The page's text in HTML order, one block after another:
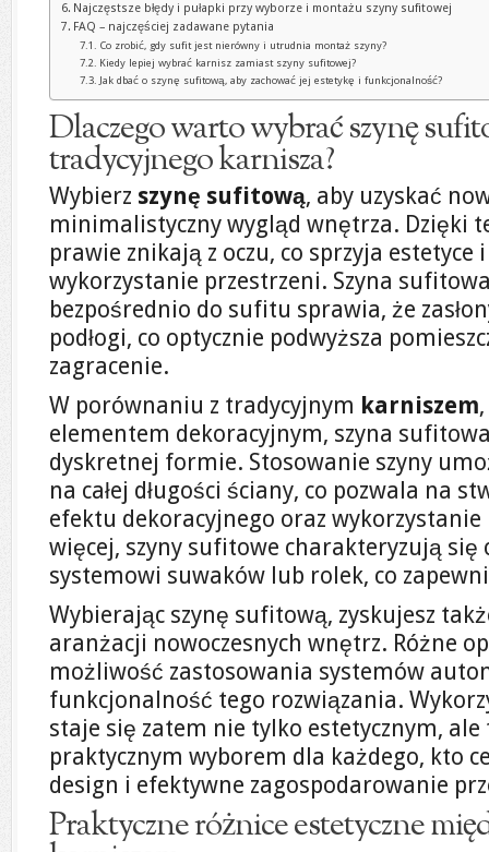
Najczęstsze błędy i pułapki przy wyborze i montażu szyny sufitowej
FAQ – najczęściej zadawane pytania
Co zrobić, gdy sufit jest nierówny i utrudnia montaż szyny?
Kiedy lepiej wybrać karnisz zamiast szyny sufitowej?
Jak dbać o szynę sufitową, aby zachować jej estetykę i funkcjonalność?
Dlaczego warto wybrać szynę
tradycyjnego karnisza?
Wybierz szynę sufitową, aby uzyskać
minimalistyczny wygląd wnętrza. Dzięki
prawie znikają z oczu, co sprzyja estetyce
wykorzystanie przestrzeni. Szyna
bezpośrednio do sufitu sprawia, że
podłogi, co optycznie podwyższa
zagracenie.
W porównaniu z tradycyjnym karniszem
elementem dekoracyjnym, szyna
dyskretnej formie. Stosowanie szyny
na całej długości ściany, co pozwala na
efektu dekoracyjnego oraz
więcej, szyny sufitowe charakteryzują się
systemowi suwaków lub rolek, co
Wybierając szynę sufitową, zyskujesz
aranżacji nowoczesnych wnętrz. Różne
możliwość zastosowania systemów
funkcjonalność tego rozwiązania.
staje się zatem nie tylko estetycznym, ale
praktycznym wyborem dla każdego, kto
design i efektywne zagospodarowanie
Praktyczne różnice estetyczne